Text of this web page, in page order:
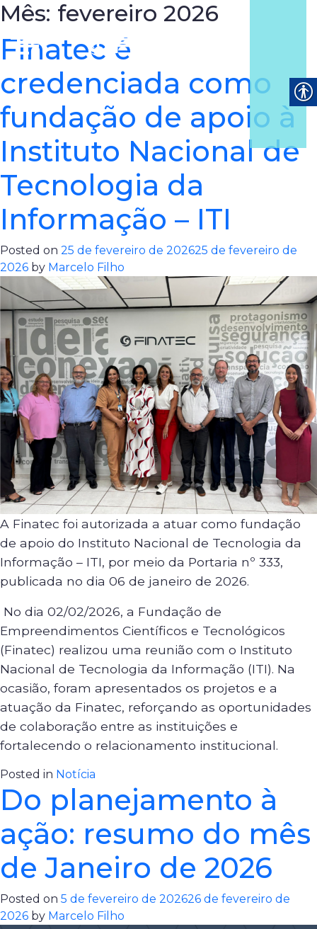
Mês: fevereiro 2026
Finatec é
credenciada como
fundação de apoio à
Instituto Nacional de
Tecnologia da
Informação – ITI
Posted on 25 de fevereiro de 202625 de fevereiro de
2026 by Marcelo Filho
A Finatec foi autorizada a atuar como fundação
de apoio do Instituto Nacional de Tecnologia da
Informação – ITI, por meio da Portaria nº 333,
publicada no dia 06 de janeiro de 2026.
No dia 02/02/2026, a Fundação de
Empreendimentos Científicos e Tecnológicos
(Finatec) realizou uma reunião com o Instituto
Nacional de Tecnologia da Informação (ITI). Na
ocasião, foram apresentados os projetos e a
atuação da Finatec, reforçando as oportunidades
de colaboração entre as instituições e
fortalecendo o relacionamento institucional.
Posted in Notícia
Do planejamento à
ação: resumo do mês
de Janeiro de 2026
Posted on 5 de fevereiro de 202626 de fevereiro de
2026 by Marcelo Filho